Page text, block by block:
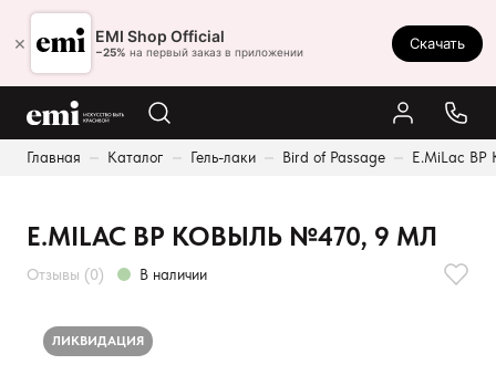
× EMI Shop Official
−25% на первый заказ в приложении
Скачать
Главная Каталог Гель-лаки Bird of Passage E.MiLac
Ростов-на-Дону
8 (800) 550-86-95
Каталог
Оплата и доставка
Реферальная программа
E.MILAC BP КОВЫЛЬ №470, 9 МЛ
Отзывы (0) В наличии
ЛИКВИДАЦИЯ